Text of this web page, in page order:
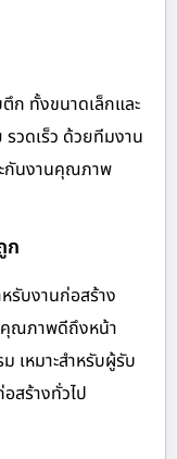
ก ทั้งขนาดเล็กและ
วดเร็ว ด้วยทีมงาน
กันงานคุณภาพ
ก
รับงานก่อสร้าง
ณภาพดีถึงหน้า
เหมาะสำหรับผู้รับ
สร้างทั่วไป